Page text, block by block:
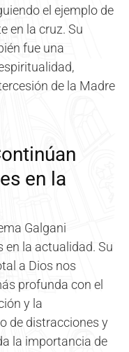
el ejemplo de
en la cruz. Su
fue una
de la Madre
en la
Galgani
en la actualidad. Su
a Dios nos
profunda con el
y la
de distracciones y
la importancia de